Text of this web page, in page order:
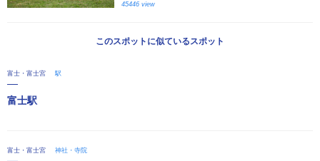
45446 view
このスポットに似ているスポット
富士・富士宮 駅
富士駅
富士・富士宮 神社・寺院